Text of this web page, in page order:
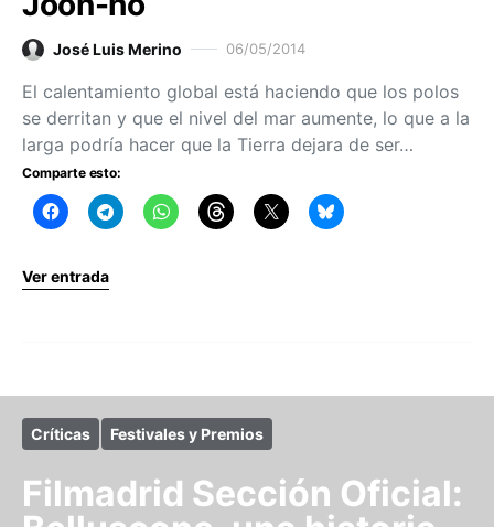
José Luis Merino 06/05/2014
El calentamiento global está haciendo que los polos
se derritan y que el nivel del mar aumente, lo que a la
larga podría hacer que la Tierra dejara de ser…
Comparte esto:
Ver entrada
Críticas Festivales y Premios
Filmadrid Sección Oficial: